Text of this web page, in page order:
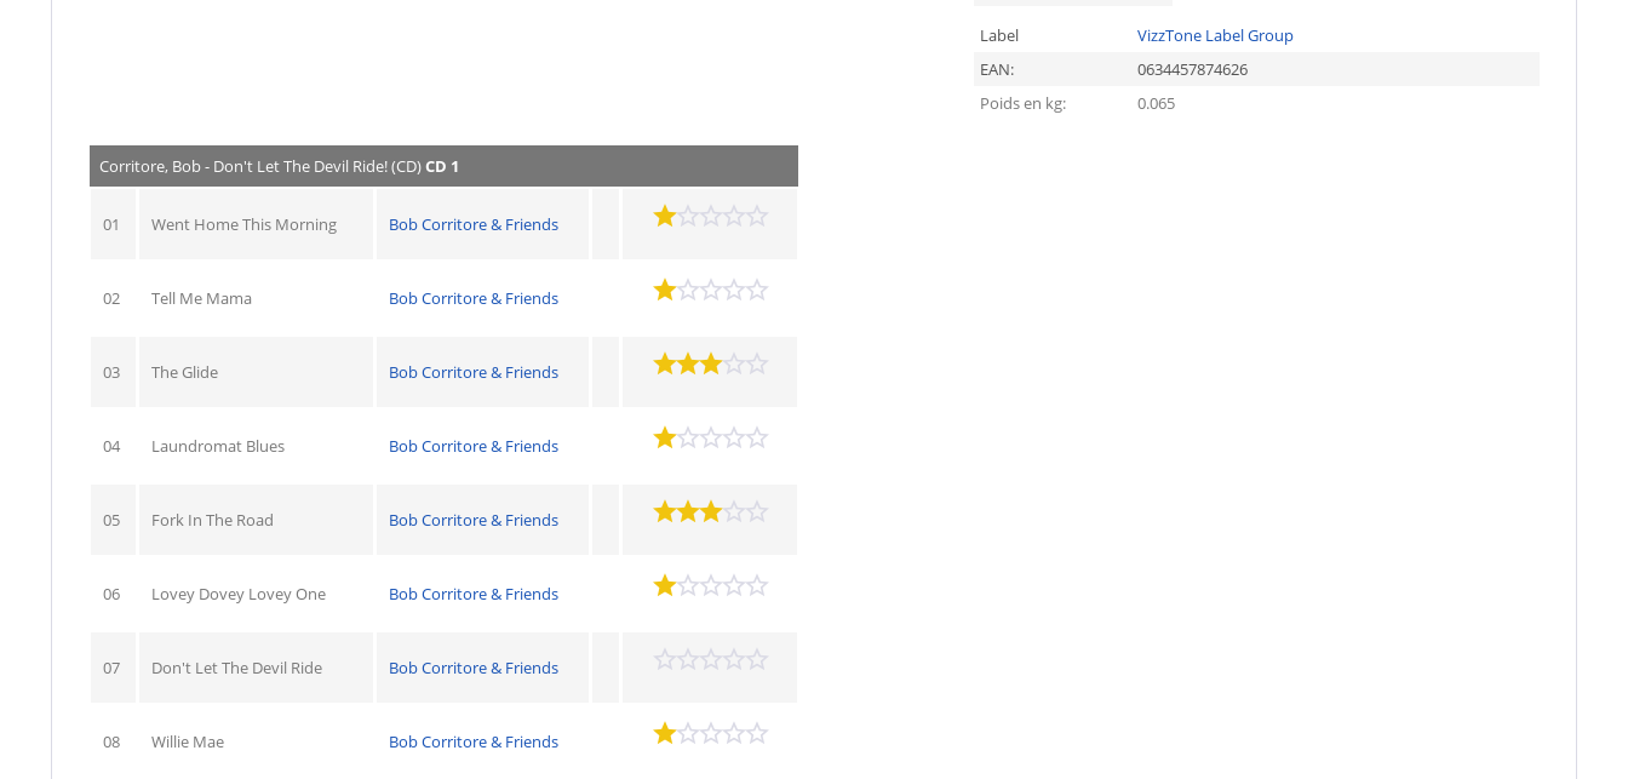
Label
VizzTone Label Group
EAN:
0634457874626
Poids en kg:
0.065
Corritore, Bob - Don't Let The Devil Ride! (CD)CD 1
01 Went Home This Morning Bob Corritore & Friends
02 Tell Me Mama Bob Corritore & Friends
03 The Glide Bob Corritore & Friends
04 Laundromat Blues Bob Corritore & Friends
05 Fork In The Road Bob Corritore & Friends
06 Lovey Dovey Lovey One Bob Corritore & Friends
07 Don't Let The Devil Ride Bob Corritore & Friends
08 Willie Mae Bob Corritore & Friends